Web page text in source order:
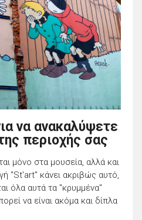
να ανακαλύψετε
περιοχής σας
μόνο στα μουσεία, αλλά και
"St'art" κάνει ακριβώς αυτό,
όλα αυτά τα "κρυμμένα"
να είναι ακόμα και δίπλα